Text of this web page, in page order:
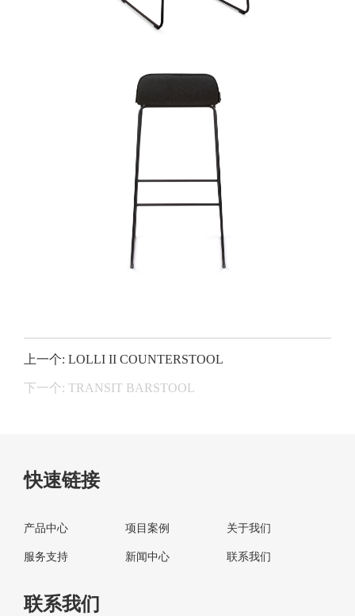
上一个: LOLLI II COUNTERSTOOL
下一个: TRANSIT BARSTOOL
快速链接
产品中心 项目案例 关于我们
服务支持 新闻中心 联系我们
联系我们